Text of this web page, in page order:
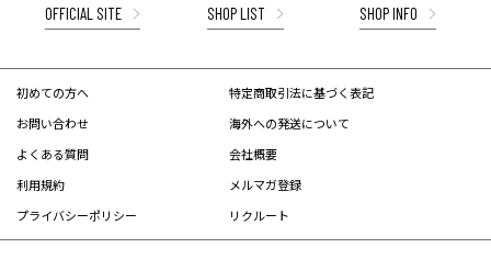
OFFICIAL SITE SHOP LIST SHOP INFO
初めての方へ
お問い合わせ
よくある質問
利用規約
プライバシーポリシー
特定商取引法に基づく表記
海外への発送について
会社概要
メルマガ登録
リクルート